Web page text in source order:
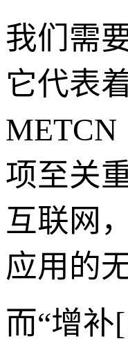
我们需
它代表
METCN
项至关
互联网
应用的
而“增补